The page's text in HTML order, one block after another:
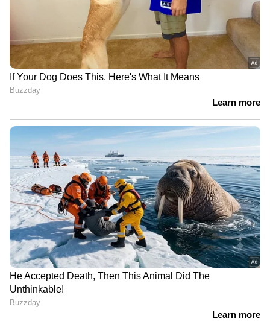
ഏഷ്യാനെറ്റ് ന്യൂസ് മലയാളത്തിലൂടെHealth
News
അറിയൂ.
മികച്ച ജീവിതം നയിക്കാൻ സഹായിക്കുന്ന
ടിപ്സുകളും ലേഖനങ്ങളും — നിങ്ങളുടെ
ദിവസങ്ങളെ കൂടുതൽ മനോഹരമാക്കാൻ
Asianet News Malayalam
ABOUT THE AUTHOR
WDWeb Desk
Follow Us